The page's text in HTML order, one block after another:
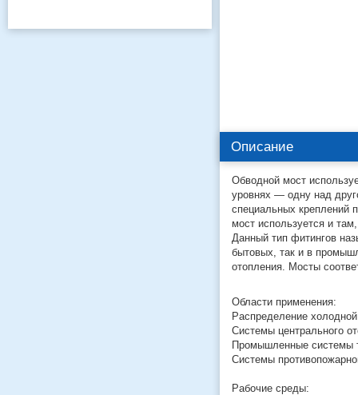
Описание
Обводной мост
уровнях — одну над
специальных креплений
мост используется и
Данный тип фитингов
бытовых, так и в
отопления. Мосты
Области применения:
Распределение
Системы центрального
Промышленные системы
Системы
Рабочие среды: